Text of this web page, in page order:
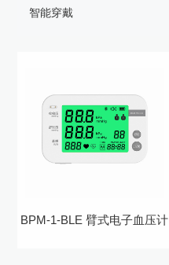
智能穿戴
BPM-1-BLE 臂式电子血压计